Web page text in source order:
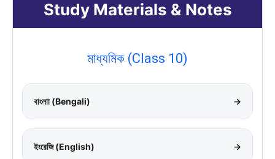
Study Materials & Notes
মাধ্যমিক (Class 10)
বাংলাা (Bengali) →
ইংরেজি (English) →